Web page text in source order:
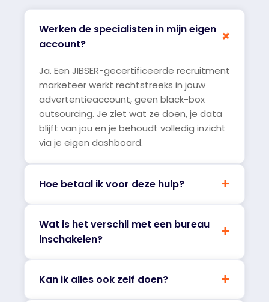
Werken de specialisten in mijn eigen
account?
+
Ja. Een JIBSER-gecertificeerde recruitment
marketeer werkt rechtstreeks in jouw
advertentieaccount, geen black-box
outsourcing. Je ziet wat ze doen, je data
blijft van jou en je behoudt volledig inzicht
via je eigen dashboard.
Hoe betaal ik voor deze hulp? +
Wat is het verschil met een bureau
inschakelen?
+
Kan ik alles ook zelf doen? +